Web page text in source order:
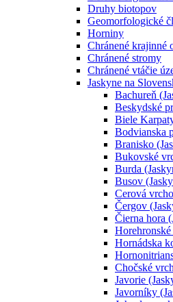
Druhy biotopov
Geomorfologické
Horniny
Chránené krajinné
Chránené stromy
Chránené vtáčie
Jaskyne na
Bachureň
Beskydské
Biele
Bodvianska
Branisko
Bukovské
Burda
Busov
Cerová
Čergov
Čierna hora
Hornádska
Chočské
Javorie
Javorníky